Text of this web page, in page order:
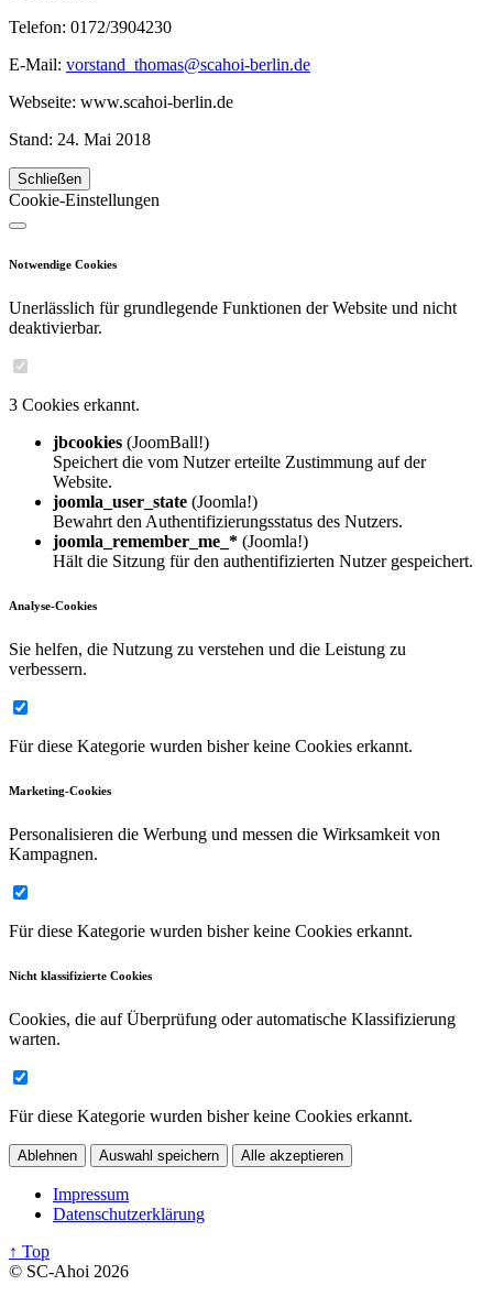
Telefon: 0172/3904230
E-Mail: vorstand_thomas@scahoi-berlin.de
Webseite: www.scahoi-berlin.de
Stand: 24. Mai 2018
Schließen
Cookie-Einstellungen
Notwendige Cookies
Unerlässlich für grundlegende Funktionen der Website und nicht
deaktivierbar.
3 Cookies erkannt.
jbcookies (JoomBall!)
Speichert die vom Nutzer erteilte Zustimmung auf der
Website.
joomla_user_state (Joomla!)
Bewahrt den Authentifizierungsstatus des Nutzers.
joomla_remember_me_* (Joomla!)
Hält die Sitzung für den authentifizierten Nutzer gespeichert.
Analyse-Cookies
Sie helfen, die Nutzung zu verstehen und die Leistung zu
verbessern.
Für diese Kategorie wurden bisher keine Cookies erkannt.
Marketing-Cookies
Personalisieren die Werbung und messen die Wirksamkeit von
Kampagnen.
Für diese Kategorie wurden bisher keine Cookies erkannt.
Nicht klassifizierte Cookies
Cookies, die auf Überprüfung oder automatische Klassifizierung
warten.
Für diese Kategorie wurden bisher keine Cookies erkannt.
Ablehnen Auswahl speichern Alle akzeptieren
Impressum
Datenschutzerklärung
↑ Top
© SC-Ahoi 2026